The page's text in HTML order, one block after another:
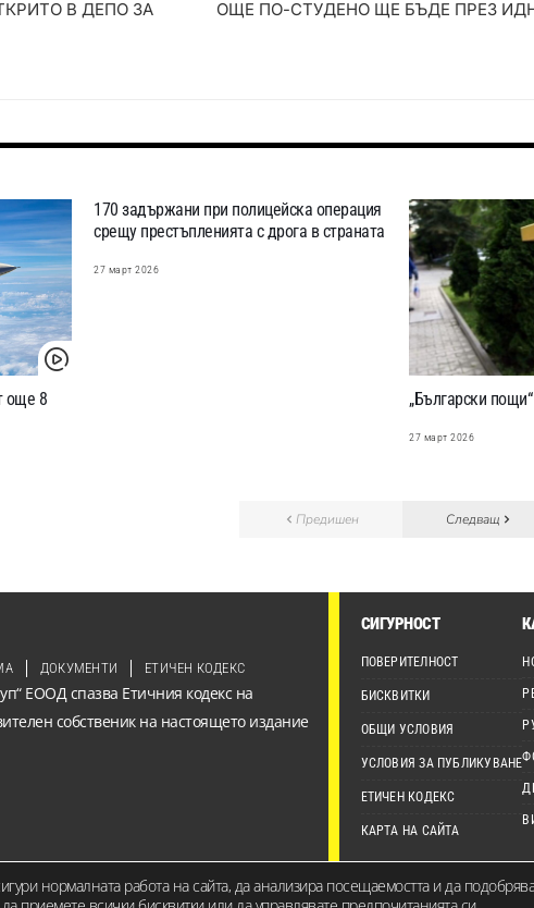
В ДЕПО ЗА ОЩЕ ПО-СТУДЕНО ЩЕ БЪДЕ ПРЕЗ
още 8
170 задържани при полицейска операция
срещу престъпленията с дрога в страната
27 март 2026
„Български
27 март 2026
Предишен Следващ
ЕООД спазва Етичния кодекс на
собственик на настоящето издание
ДОКУМЕНТИ ЕТИЧЕН КОДЕКС
СИГУРНОСТ
ПОВЕРИТЕЛНОСТ
БИСКВИТКИ
ОБЩИ УСЛОВИЯ
УСЛОВИЯ ЗА ПУБЛИКУВАНЕ
ЕТИЧЕН КОДЕКС
КАРТА НА САЙТА
права запазени. Съдържанието на сайта е собственост на Канал 7 Медия Груп ЕООД и
нормалната работа на сайта, да анализира посещаемостта и да подобрява